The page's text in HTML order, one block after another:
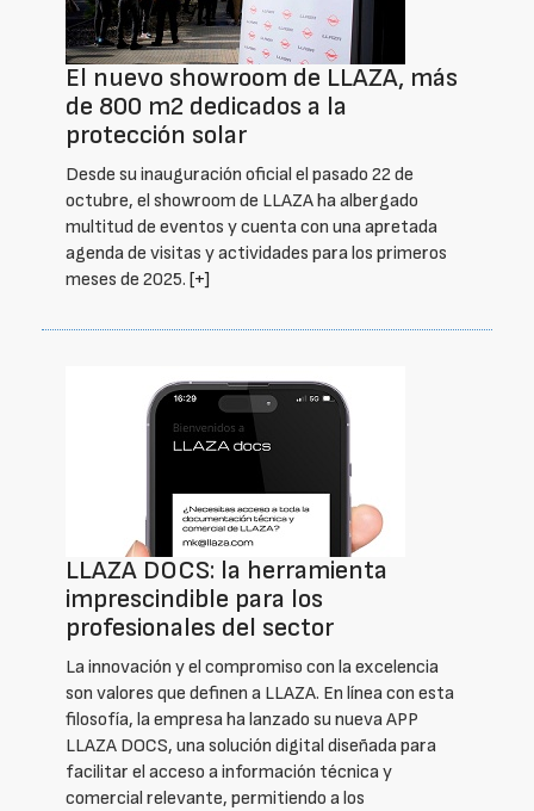
El nuevo showroom de LLAZA, más
de 800 m2 dedicados a la
protección solar
Desde su inauguración oficial el pasado 22 de
octubre, el showroom de LLAZA ha albergado
multitud de eventos y cuenta con una apretada
agenda de visitas y actividades para los primeros
meses de 2025. [+]
LLAZA DOCS: la herramienta
imprescindible para los
profesionales del sector
La innovación y el compromiso con la excelencia
son valores que definen a LLAZA. En línea con esta
filosofía, la empresa ha lanzado su nueva APP
LLAZA DOCS, una solución digital diseñada para
facilitar el acceso a información técnica y
comercial relevante, permitiendo a los